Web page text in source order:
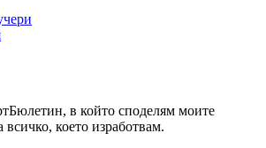
в който споделям моите
което изработвам.